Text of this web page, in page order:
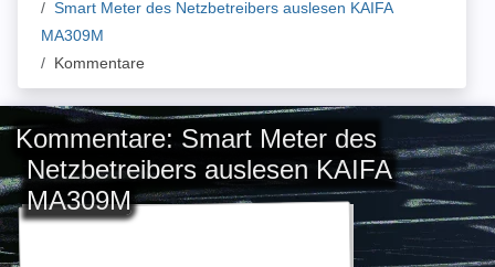
Smart Meter des Netzbetreibers auslesen KAIFA
MA309M
Kommentare
Kommentare: Smart Meter des
Netzbetreibers auslesen KAIFA
MA309M